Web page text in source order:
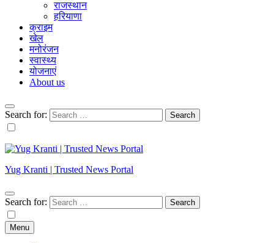
राजस्थान
हरियाणा
क्राइम
खेल
मनोरंजन
स्वास्थ्य
योजनाएं
About us
Search for:
Yug Kranti | Trusted News Portal
Search for:
Menu